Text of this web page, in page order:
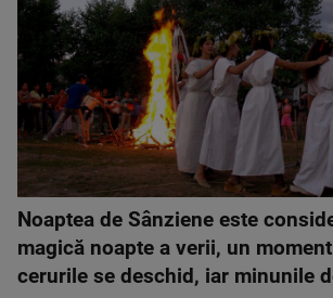
Noaptea de Sânziene este
magică noapte a verii, un
cerurile se deschid, iar minunile